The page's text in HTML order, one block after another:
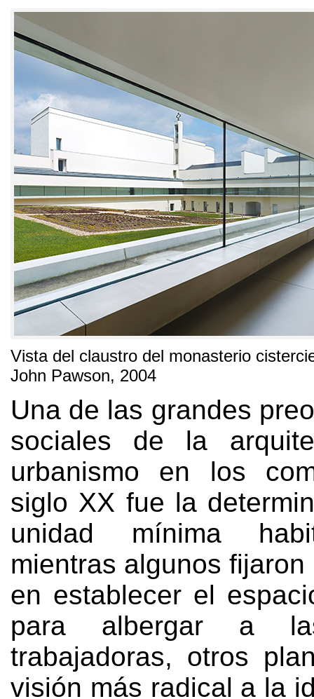
Vista del claustro del monasterio
John Pawson, 2004
Una de las grandes
sociales de la
urbanismo en los
siglo XX fue la
unidad mínima
mientras algunos
en establecer el
para albergar a
trabajadoras, otros
visión más radical a la